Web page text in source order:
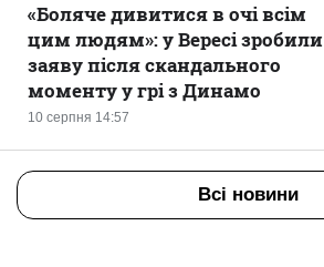
10 серпня 14:57
«Боляче дивитися в очі всім
цим людям»: у Вересі зробили
заяву після скандального
моменту у грі з Динамо
Всі новини